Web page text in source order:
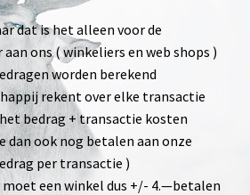
dat is het alleen voor de
ons ( winkeliers en web shops )
worden berekend
rekent over elke transactie
bedrag + transactie kosten
dan ook nog betalen aan onze
per transactie )
een winkel dus +/- 4.—betalen